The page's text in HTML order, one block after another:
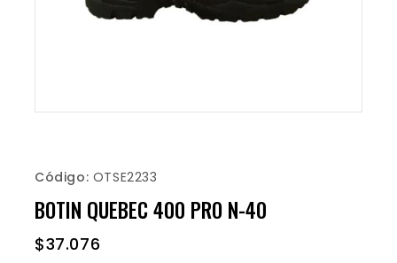
Código: OTSE2233
BOTIN QUEBEC 400 PRO N-40
$37.076